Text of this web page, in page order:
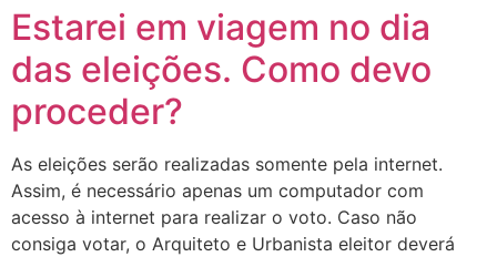
Estarei em viagem no dia
das eleições. Como devo
proceder?
As eleições serão realizadas somente pela internet.
Assim, é necessário apenas um computador com
acesso à internet para realizar o voto. Caso não
consiga votar, o Arquiteto e Urbanista eleitor deverá